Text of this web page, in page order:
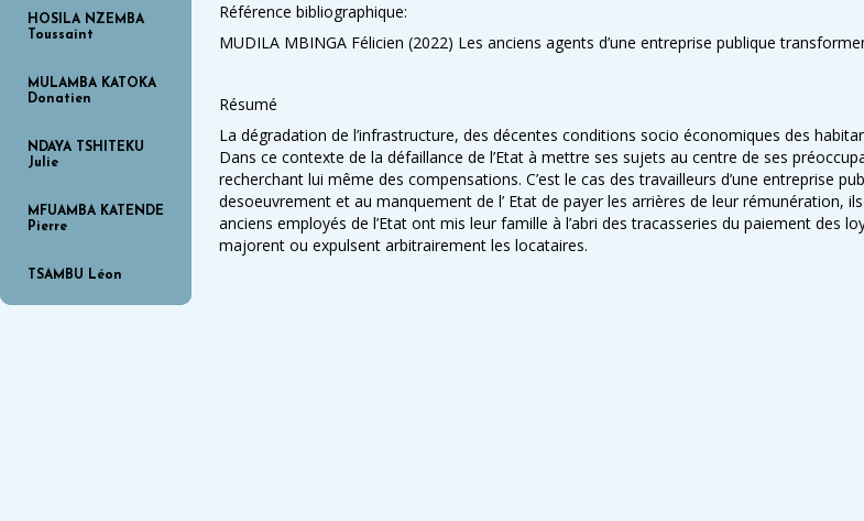
HOSILA NZEMBA
Toussaint
MULAMBA KATOKA
Donatien
NDAYA TSHITEKU
Julie
MFUAMBA KATENDE
Pierre
TSAMBU Léon
Référence bibliographique:
MUDILA MBINGA Félicien (2022) Les anciens agents d’une entreprise publique
Résumé
La dégradation de l’infrastructure, des décentes conditions socio économiques des
Dans ce contexte de la défaillance de l’Etat à mettre ses sujets au centre de ses
recherchant lui même des compensations. C’est le cas des travailleurs d’une entreprise
desoeuvrement et au manquement de l’ Etat de payer les arrières de leur rémunération,
anciens employés de l’Etat ont mis leur famille à l’abri des tracasseries du paiement
majorent ou expulsent arbitrairement les locataires.